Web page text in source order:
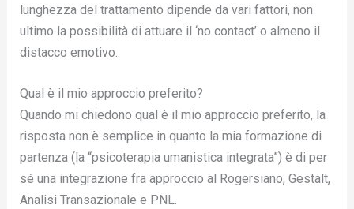
lunghezza del trattamento dipende da vari fattori, non
ultimo la possibilità di attuare il ‘no contact’ o almeno il
distacco emotivo.
Qual è il mio approccio preferito?
Quando mi chiedono qual è il mio approccio preferito, la
risposta non è semplice in quanto la mia formazione di
partenza (la “psicoterapia umanistica integrata”) è di per
sé una integrazione fra approccio al Rogersiano, Gestalt,
Analisi Transazionale e PNL.